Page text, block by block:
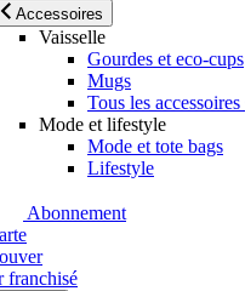
Accessoires
Vaisselle
Gourdes et eco-cups
Mugs
Tous les accessoires
Mode et lifestyle
Mode et tote bags
Lifestyle
Abonnement
franchisé